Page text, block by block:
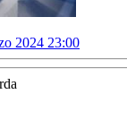
2024 23:00